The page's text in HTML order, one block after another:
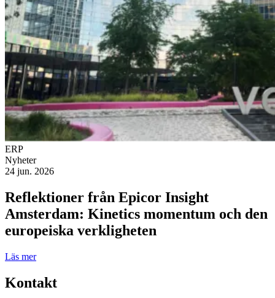
ERP
Nyheter
24 jun. 2026
Reflektioner från Epicor Insight
Amsterdam: Kinetics momentum och den
europeiska verkligheten
Läs mer
Kontakt